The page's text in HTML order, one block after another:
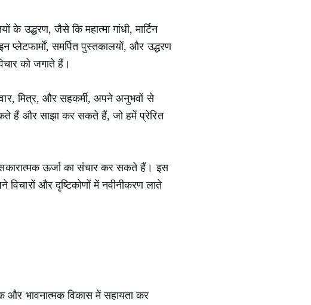
के उद्धरण, जैसे कि महात्मा गांधी, मार्टिन
समर्पित पुस्तकालयों, और उद्धरण
को जगाते हैं।
मित्र, और सहकर्मी, अपने अनुभवों से
हैं और साझा कर सकते हैं, जो हमें प्रेरित
ऊर्जा का संचार कर सकते हैं। इस
और दृष्टिकोणों में नवीनीकरण लाते
और भावनात्मक विकास में सहायता कर